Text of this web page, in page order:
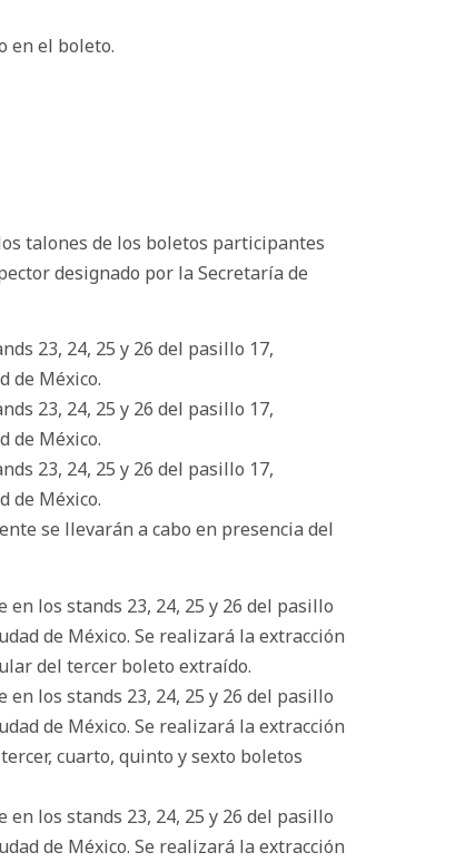
en el boleto.
talones de los boletos participantes
designado por la Secretaría de
23, 24, 25 y 26 del pasillo 17,
de México.
23, 24, 25 y 26 del pasillo 17,
de México.
23, 24, 25 y 26 del pasillo 17,
de México.
se llevarán a cabo en presencia del
en los stands 23, 24, 25 y 26 del pasillo
de México. Se realizará la extracción
del tercer boleto extraído.
en los stands 23, 24, 25 y 26 del pasillo
de México. Se realizará la extracción
cuarto, quinto y sexto boletos
en los stands 23, 24, 25 y 26 del pasillo
de México. Se realizará la extracción